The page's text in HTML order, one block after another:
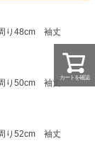
り48cm 袖丈
り50cm 袖丈
り52cm 袖丈
カートを確認